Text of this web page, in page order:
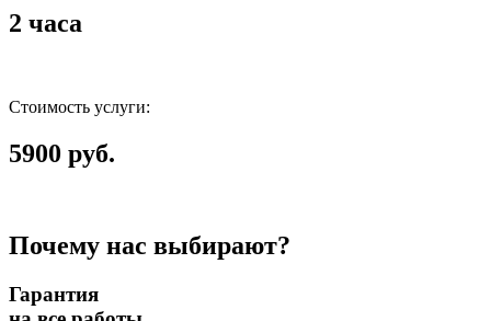
2 часа
Стоимость услуги:
5900 руб.
Почему нас выбирают?
Гарантия